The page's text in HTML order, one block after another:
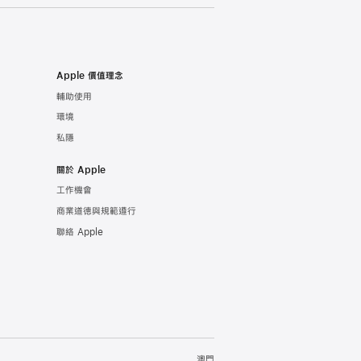
Apple 價值理念
輔助使用
環境
私隱
關於 Apple
工作機會
商業道德與規範遵行
聯絡 Apple